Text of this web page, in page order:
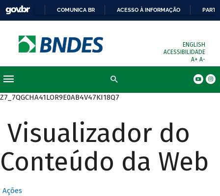
COMUNICA BR ACESSO À INFORMAÇÃO
ENGLISH
ACESSIBILIDADE
A+ A-
Z7_7QGCHA41LOR9E0AB4V47KI18Q7
Visualizador do
Conteúdo da Web
Ações